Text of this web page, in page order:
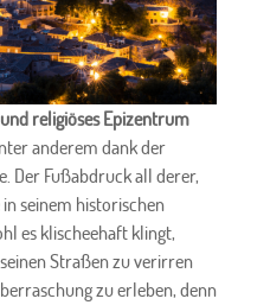
religiöses Epizentrum
anderem dank der
Der Fußabdruck all derer,
seinem historischen
es klischeehaft klingt,
Straßen zu verirren
zu erleben, denn